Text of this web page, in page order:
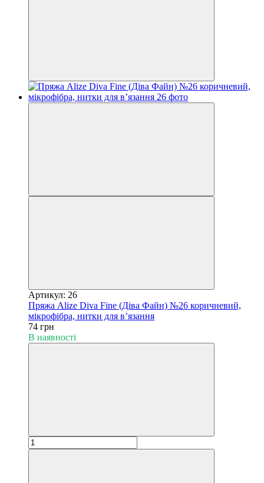
Артикул: 26
Пряжа Alize Diva Fine (Діва Файн) №26 коричневий,
мікрофібра, нитки для в’язання
74 грн
В наявності